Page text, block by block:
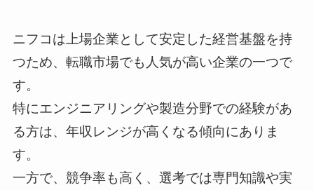
ニフコは上場企業として安定した経営基盤を持
つため、転職市場でも人気が高い企業の一つで
す。
特にエンジニアリングや製造分野での経験があ
る方は、年収レンジが高くなる傾向にありま
す。
一方で、競争率も高く、選考では専門知識や実